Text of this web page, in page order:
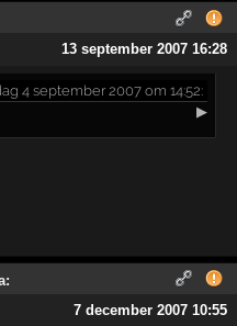
13 september 2007 16:28
4 september 2007 om 14:52:
▶
7 december 2007 10:55